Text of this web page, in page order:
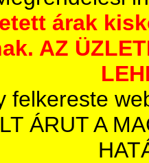
árak
AZ
felkereste
ÁRUT A